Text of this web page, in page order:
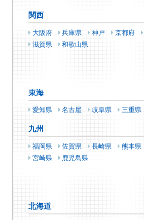
関西
大阪府 兵庫県 神戸 京都府
滋賀県
和歌山県
東海
愛知県 名古屋 岐阜県 三重県
九州
福岡県 佐賀県 長崎県 熊本県
宮崎県
鹿児島県
北海道